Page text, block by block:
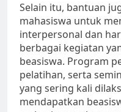
Selain itu, bantuan
mahasiswa untuk
interpersonal dan
berbagai kegiatan
beasiswa. Program
pelatihan, serta
yang sering kali
mendapatkan